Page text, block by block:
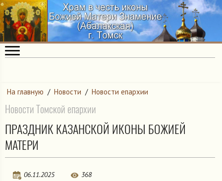
На главную / Новости / Новости епархии
Новости Томской епархии
ПРАЗДНИК КАЗАНСКОЙ ИКОНЫ БОЖИЕЙ
МАТЕРИ
06.11.2025 368